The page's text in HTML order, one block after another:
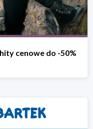
cenowe do -50%